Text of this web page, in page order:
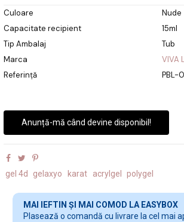
Culoare
Nude
Capacitate recipient
15ml
Tip Ambalaj
Tub
Marca
VIVA
Referință
PBL-
Anunță-mă când devine disponibil!
gel 4d gelaxyo karat acrylgel polygel
MAI IEFTIN ȘI MAI COMOD LA EASYBOX
Plasează o comandă cu livrare la cel mai